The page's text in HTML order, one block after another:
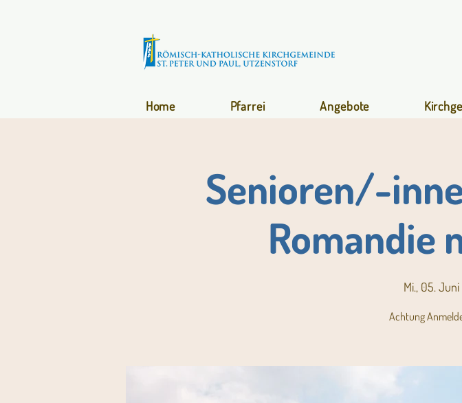
Home Pfarrei Angebote
Senioren/-
Romandie
Mi., 05. Juni
Achtung